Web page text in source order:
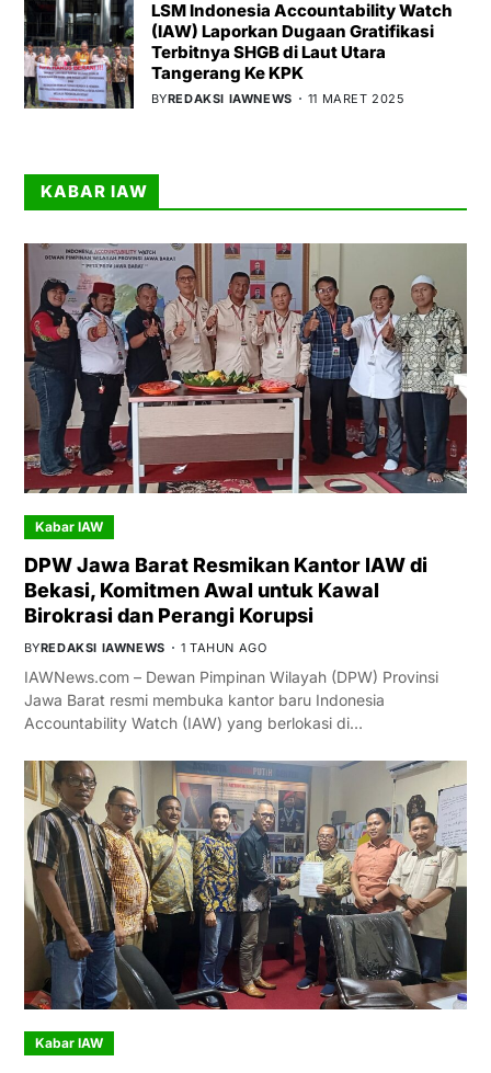
LSM Indonesia Accountability Watch
(IAW) Laporkan Dugaan Gratifikasi
Terbitnya SHGB di Laut Utara
Tangerang Ke KPK
BYREDAKSI IAWNEWS 11 MARET 2025
KABAR IAW
Kabar IAW
DPW Jawa Barat Resmikan Kantor IAW di
Bekasi, Komitmen Awal untuk Kawal
Birokrasi dan Perangi Korupsi
BYREDAKSI IAWNEWS 1 TAHUN AGO
IAWNews.com – Dewan Pimpinan Wilayah (DPW) Provinsi
Jawa Barat resmi membuka kantor baru Indonesia
Accountability Watch (IAW) yang berlokasi di…
Kabar IAW